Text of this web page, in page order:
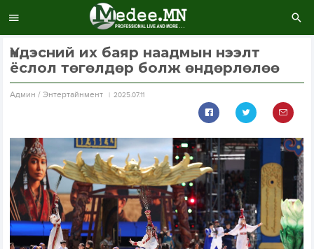
Үндэсний их баяр наадмын нээлт
ёслол төгөлдөр болж өндөрлөлөө
Aдмин / Энтертайнмент 2025.07.11